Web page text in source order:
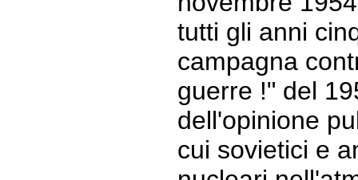
tutti gli anni
campagna
guerre !" del
dell'opinione
cui sovietici e